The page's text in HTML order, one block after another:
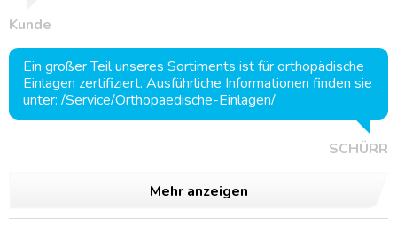
Kunde
Ein großer Teil unseres Sortiments ist für orthopädische
Einlagen zertifiziert. Ausführliche Informationen finden sie
unter: /Service/Orthopaedische-Einlagen/
SCHÜRR
Mehr anzeigen